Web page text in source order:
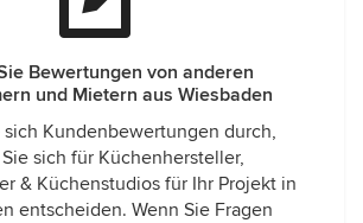
Bewertungen von anderen
und Mietern aus Wiesbaden
sich Kundenbewertungen durch,
sich für Küchenhersteller,
& Küchenstudios für Ihr Projekt in
entscheiden. Wenn Sie Fragen